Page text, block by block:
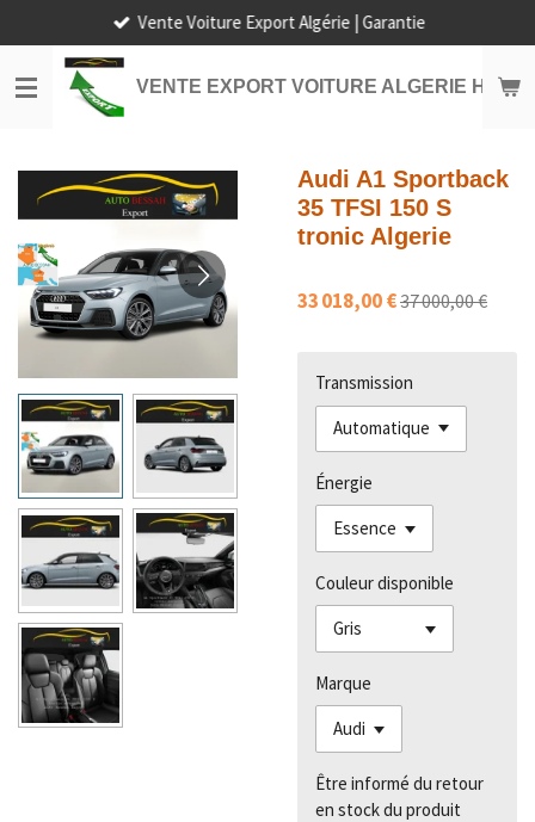
au
contenu
principal
VENTE EXPORT VOITURE ALGERIE HORS
Vente Voiture Export Algérie | Garantie
Audi A1 Sportback
35 TFSI 150 S
tronic Algerie
33 018,00 €37 000,00 €
Transmission
Énergie
Couleur disponible
Marque
Être informé du retour
en stock du produit